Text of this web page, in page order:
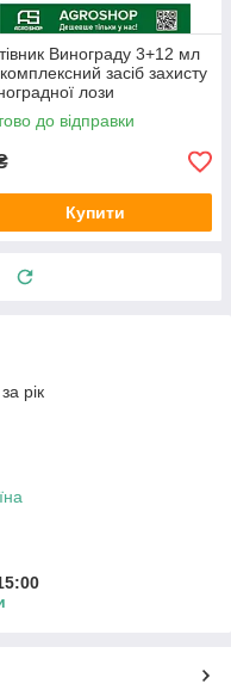
Винограду 3+12 мл
засіб захисту
лози
до відправки
Купити
рік